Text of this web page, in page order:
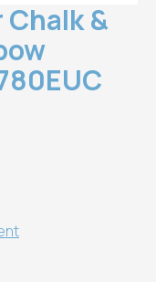
Chalk &